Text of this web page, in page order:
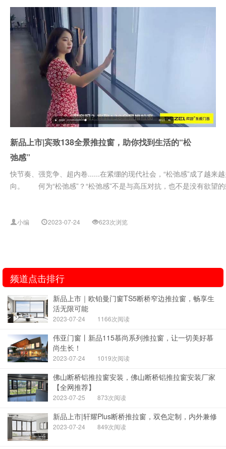
新品上市|宾致138全景推拉窗，助你找到生活的“松
弛感”
快节奏、强竞争、超内卷......在紧绷的现代社会，“松弛感”成了越来
向。 何为“松弛感”？“松弛感”不是与高压对抗，也不是没有欲望
小编 2023-07-24 623次浏览
频道点击排行
新品上市｜欧铂曼门窗TS5断桥窄边推拉窗，畅享生
活无限可能
2023-07-24 1166次阅读
伟亚门窗丨新品115慕尚系列推拉窗，让一切美好慕
尚生长！
2023-07-24 1019次阅读
佛山断桥铝推拉窗安装，佛山断桥铝推拉窗安装厂家
【全网推荐】
2023-07-25 873次阅读
新品上市|轩耀Plus断桥推拉窗，双色定制，内外兼修
2023-07-24 849次阅读